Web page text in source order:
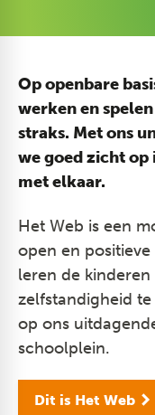
Op openbare
werken en
straks. Met ons
we goed zicht op
met elkaar.
Het Web is een
open en
leren de
zelfstandigheid
op ons
schoolplein.
Dit is Het Web